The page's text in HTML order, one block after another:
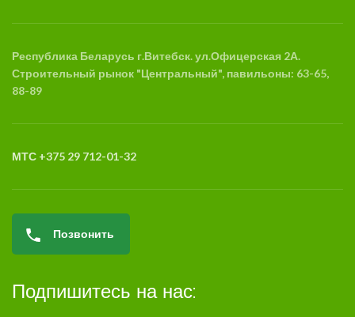
Республика Беларусь г.Витебск. ул.Офицерская 2А.
Строительный рынок "Центральный", павильоны: 63-65,
88-89
МТС +375 29 712-01-32
Позвонить
Подпишитесь на нас: